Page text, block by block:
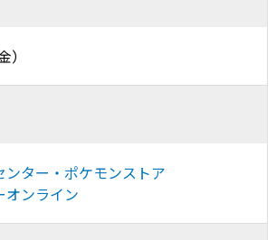
ター・ポケモンストア
オンライン